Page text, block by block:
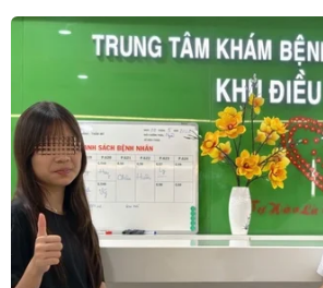
Ngành Trí tuệ Nhân tạo của Trung
Quốc vượt mốc 1.200 tỷ NDT trong
năm 2025
04/08/2026 13:20
Nhật Bản siết chặt điều kiện cấp tư
cách vĩnh trú
04/08/2026 07:44